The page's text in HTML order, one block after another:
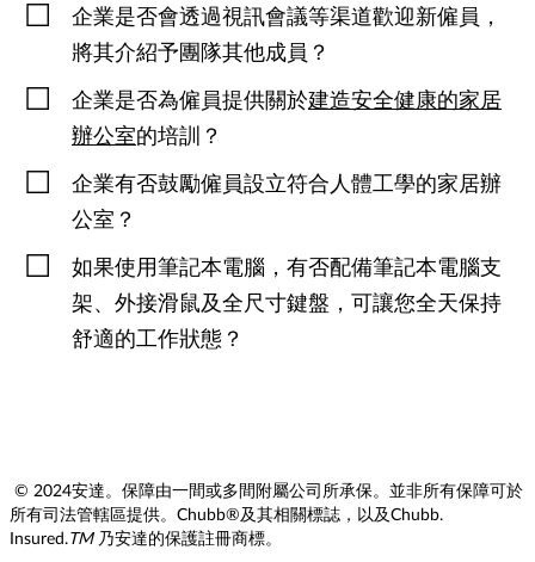
企業是否會透過視訊會議等渠道歡迎新僱員，
將其介紹予團隊其他成員？
企業是否為僱員提供關於建造安全健康的家居
辦公室的培訓？
企業有否鼓勵僱員設立符合人體工學的家居辦
公室？
如果使用筆記本電腦，有否配備筆記本電腦支
架、外接滑鼠及全尺寸鍵盤，可讓您全天保持
舒適的工作狀態？
© 2024安達。保障由一間或多間附屬公司所承保。並非所有保障可於
所有司法管轄區提供。Chubb®及其相關標誌，以及Chubb.
Insured. TM 乃安達的保護註冊商標。